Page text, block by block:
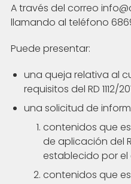
A través del correo
llamando al teléfono
Puede presentar:
una queja relativa al
requisitos del RD 1112/
una solicitud de
contenidos que
de aplicación del
establecido por
contenidos que